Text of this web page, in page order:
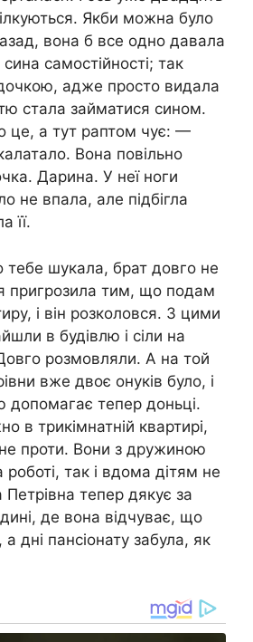
Якби можна було
вона б все одно давала
самостійності; так
адже просто видала
стала займатися сином.
це, а тут раптом чує: —
Вона повільно
Дарина. У неї ноги
не впала, але підбігла
її.
шукала, брат довго не
пригрозила тим, що подам
і він розколовся. З цими
в будівлю і сіли на
розмовляли. А на той
вже двоє онуків було, і
допомагає тепер доньці.
в трикімнатній квартирі,
проти. Вони з дружиною
так і вдома дітям не
тепер дякує за
де вона відчуває, що
дні пансіонату забула, як